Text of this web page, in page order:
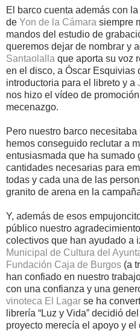
El barco cuenta además con
de Yon de la Cámara siempre
mandos del estudio de
queremos dejar de nombrar y
Santaolalla que aporta su voz
en el disco, a Óscar Esquivias
introductoria para el libreto y a
nos hizo el vídeo de
mecenazgo.
Pero nuestro barco
hemos conseguido reclutar a
entusiasmada que ha sumado
cantidades necesarias para
todas y cada una de las
granito de arena en la
Y, además de esos
público nuestro
colectivos que han ayudado a
Municipal de Cultura del
Fundación Caja de Burgos (a
han confiado en nuestro
con una confianza y una
vinoteca El Lagar se ha
librería “Luz y Vida” decidió
proyecto merecía el apoyo y